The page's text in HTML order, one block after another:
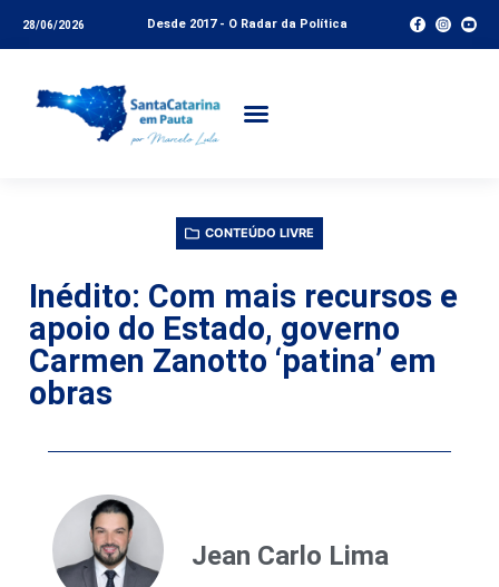
28/06/2026 Desde 2017 - O Radar da Política
CONTEÚDO LIVRE
Inédito: Com mais recursos e
apoio do Estado, governo
Carmen Zanotto ‘patina’ em
obras
Jean Carlo Lima